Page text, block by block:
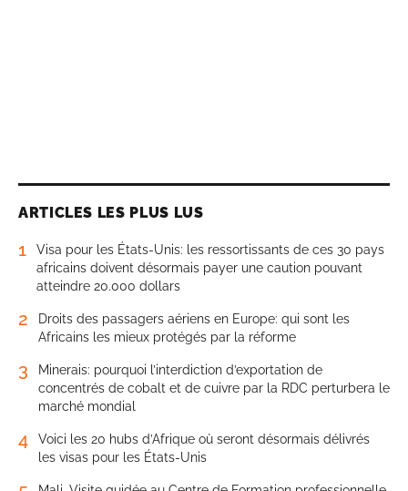
ARTICLES LES PLUS LUS
1
Visa pour les États-Unis: les ressortissants de ces 30 pays
africains doivent désormais payer une caution pouvant
atteindre 20.000 dollars
2
Droits des passagers aériens en Europe: qui sont les
Africains les mieux protégés par la réforme
3
Minerais: pourquoi l’interdiction d’exportation de
concentrés de cobalt et de cuivre par la RDC perturbera le
marché mondial
4
Voici les 20 hubs d’Afrique où seront désormais délivrés
les visas pour les États-Unis